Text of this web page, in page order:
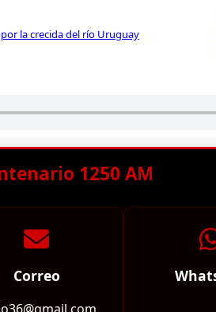
la crecida del río Uruguay
1250 AM
Correo